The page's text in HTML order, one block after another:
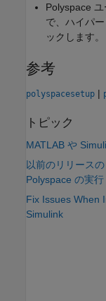
Polyspace
で、ハイパ
ックします。
参考
polyspacesetup |
トピック
MATLAB や
以前のリリース
Polyspace の実行
Fix Issues When
Simulink